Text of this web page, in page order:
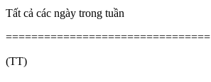
Tất cả các ngày trong tuần
================================
(TT)